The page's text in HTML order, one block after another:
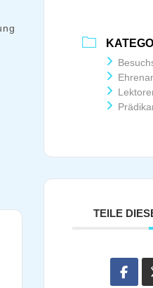
TEILE